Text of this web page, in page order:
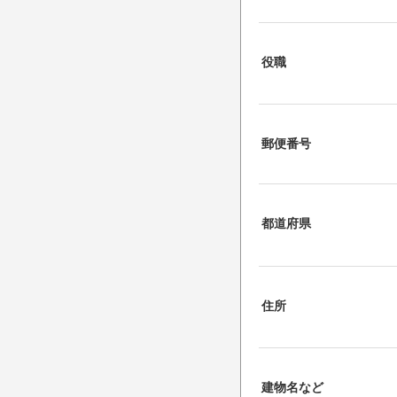
役職
郵便番号
都道府県
住所
建物名など